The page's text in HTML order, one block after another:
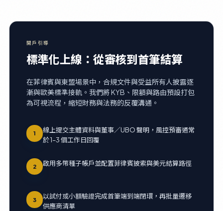
開戶引導
標準化上線：從審核到首筆結算
在菲律賓與東盟場景中，合規文件與受益所有人披露逐
漸與歐美標準接軌。我們將 KYB、限額與路由預設打包
為可視流程，縮短財務與法務的反覆溝通。
1
線上提交主體資料與董事／UBO 聲明，風控預審通常
於 1–3 個工作日回覆
2 啟用多幣種子帳戶並配置菲律賓披索與美元結算路徑
3
以試付或小額驗證完成首筆端到端閉環，再批量遷移
供應商清單